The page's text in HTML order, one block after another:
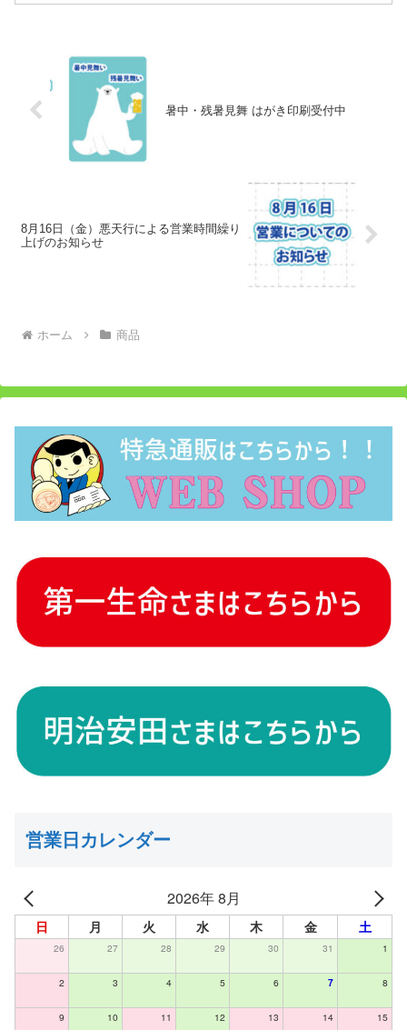
暑中・残暑見舞 はがき印刷受付中
8月16日（金）悪天行による営業時間繰り
上げのお知らせ
ホーム 商品
営業日カレンダー
2026年 8月
日 月 火 水 木 金 土
26 27 28 29 30 31 1
2 3 4 5 6 7 8
9 10 11 12 13 14 15